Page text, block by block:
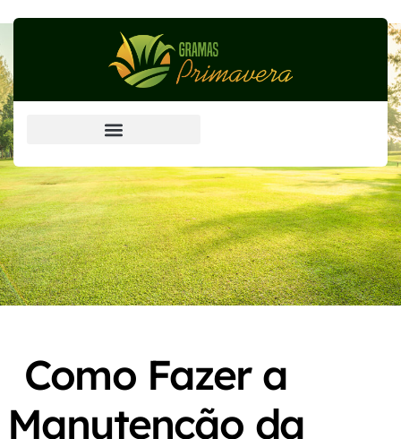
Como Fazer a
Manutenção da